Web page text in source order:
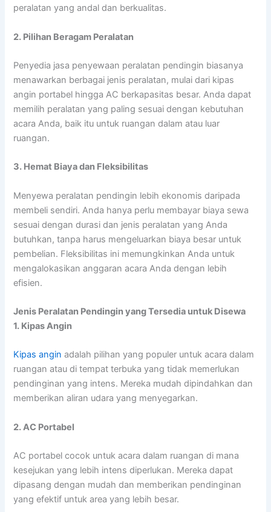
peralatan yang andal dan berkualitas.
2. Pilihan Beragam Peralatan
Penyedia jasa penyewaan peralatan pendingin biasanya
menawarkan berbagai jenis peralatan, mulai dari kipas
angin portabel hingga AC berkapasitas besar. Anda dapat
memilih peralatan yang paling sesuai dengan kebutuhan
acara Anda, baik itu untuk ruangan dalam atau luar
ruangan.
3. Hemat Biaya dan Fleksibilitas
Menyewa peralatan pendingin lebih ekonomis daripada
membeli sendiri. Anda hanya perlu membayar biaya sewa
sesuai dengan durasi dan jenis peralatan yang Anda
butuhkan, tanpa harus mengeluarkan biaya besar untuk
pembelian. Fleksibilitas ini memungkinkan Anda untuk
mengalokasikan anggaran acara Anda dengan lebih
efisien.
Jenis Peralatan Pendingin yang Tersedia untuk Disewa
1. Kipas Angin
Kipas angin adalah pilihan yang populer untuk acara dalam
ruangan atau di tempat terbuka yang tidak memerlukan
pendinginan yang intens. Mereka mudah dipindahkan dan
memberikan aliran udara yang menyegarkan.
2. AC Portabel
AC portabel cocok untuk acara dalam ruangan di mana
kesejukan yang lebih intens diperlukan. Mereka dapat
dipasang dengan mudah dan memberikan pendinginan
yang efektif untuk area yang lebih besar.